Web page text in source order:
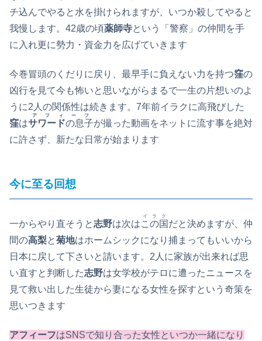
チ込んでやると水を掛けられますが、いつか殺してやると
我慢します。42歳の頃薬師寺という「警察」の仲間を手
に入れ更に勢力・資金力を広げていきます
今巻冒頭のくだりに戻り、最早手に負えない力を持つ窪の
凶行を見て今も怖いと思いながらまるで一生の片想いのよ
うに2人の関係性は続きます。7年前イラクに高飛びした
窪はサワードの息子
アフィーフ
が撮った動画をネットに流す事を絶対
に許さず、新たな日常が始まります
今に至る回想
一からやり直そうと志野は次はこの国
イラク
だと決めますが、仲
間の高梨と菊地はホームシックになり捕まってもいいから
日本に戻して下さいと請います。2人に家族が出来れば思
い直すと判断した志野は女学校がテロに遭ったニュースを
見て救い出した生徒から妻になる女性を探すという奇策を
思いつきます
アフィーフはSNSで知り合った女性といつか一緒になり